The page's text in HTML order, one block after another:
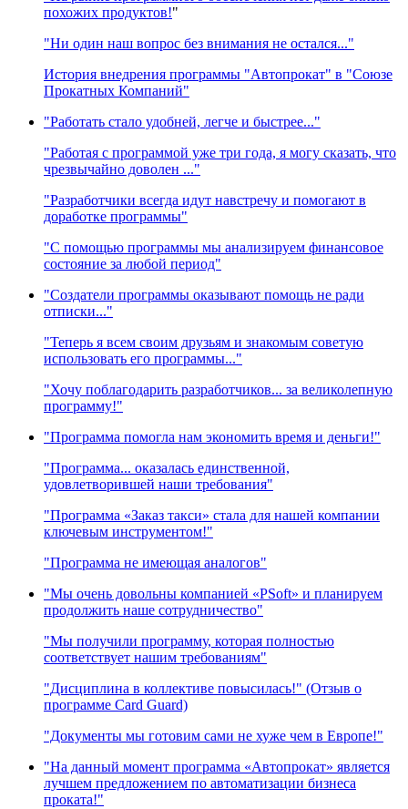
похожих продуктов!"
"Ни один наш вопрос без внимания не остался..."
История внедрения программы "Автопрокат" в "Союзе
Прокатных Компаний"
"Работать стало удобней, легче и быстрее..."
"Работая с программой уже три года, я могу сказать, что
чрезвычайно доволен ..."
"Разработчики всегда идут навстречу и помогают в
доработке программы"
"С помощью программы мы анализируем финансовое
состояние за любой период"
"Создатели программы оказывают помощь не ради
отписки..."
"Теперь я всем своим друзьям и знакомым советую
использовать его программы..."
"Хочу поблагодарить разработчиков... за великолепную
программу!"
"Программа помогла нам экономить время и деньги!"
"Программа... оказалась единственной,
удовлетворившей наши требования"
"Программа «Заказ такси» стала для нашей компании
ключевым инструментом!"
"Программа не имеющая аналогов"
"Мы очень довольны компанией «PSoft» и планируем
продолжить наше сотрудничество"
"Мы получили программу, которая полностью
соответствует нашим требованиям"
"Дисциплина в коллективе повысилась!" (Отзыв о
программе Card Guard)
"Документы мы готовим сами не хуже чем в Европе!"
"На данный момент программа «Автопрокат» является
лучшем предложением по автоматизации бизнеса
проката!"